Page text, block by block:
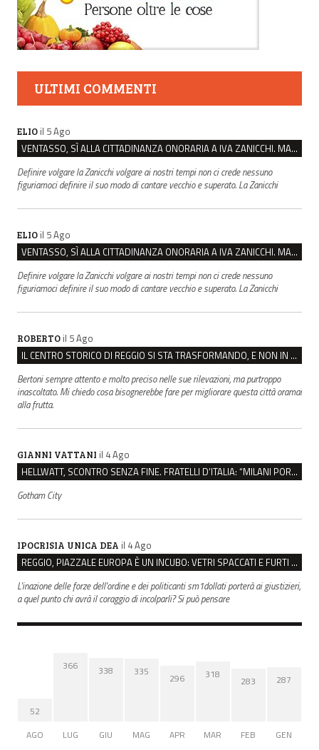
ULTIMI COMMENTI
ELIO il 5 Ago
VENTASSO, SÌ ALLA CITTADINANZA ONORARIA A IVA ZANICCHI. MA BARGIACCHI: “È DI PESSIMO GUSTO”
Definire volgare la Zanicchi volgare ai nostri tempi non ci crede nessuno
figuriamoci definire il suo modo di cantare vecchio e superato. La Zanicchi
ELIO il 5 Ago
VENTASSO, SÌ ALLA CITTADINANZA ONORARIA A IVA ZANICCHI. MA BARGIACCHI: “È DI PESSIMO GUSTO”
Definire volgare la Zanicchi volgare ai nostri tempi non ci crede nessuno
figuriamoci definire il suo modo di cantare vecchio e superato. La Zanicchi
ROBERTO il 5 Ago
IL CENTRO STORICO DI REGGIO SI STA TRASFORMANDO, E NON IN MEGLIO
Bertoni sempre attento e molto preciso nelle sue rilevazioni, ma purtroppo
inascoltato. Mi chiedo cosa bisognerebbe fare per migliorare questa città oramai
alla frutta.
GIANNI VATTANI il 4 Ago
HELLWATT, SCONTRO SENZA FINE. FRATELLI D’ITALIA: “MILANI PORTA DOCUMENTI, DE FRANCO INSULTI”
Gotham City
IPOCRISIA UNICA DEA il 4 Ago
REGGIO, PIAZZALE EUROPA È UN INCUBO: VETRI SPACCATI E FURTI SULLE AUTO IN SOSTA
L'inazione delle forze dell'ordine e dei politicanti sm1dollati porterà ai giustizieri,
a quel punto chi avrà il coraggio di incolparli? Si può pensare
52
AGO
366
LUG
338
GIU
335
MAG
296
APR
318
MAR
283
FEB
287
GEN